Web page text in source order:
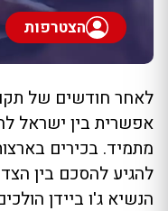
הצטרפות
לאחר חודשים של
אפשרית בין ישראל
מתמיד. בכירים
להגיע להסכם בין
הנשיא ג'ו ביידן